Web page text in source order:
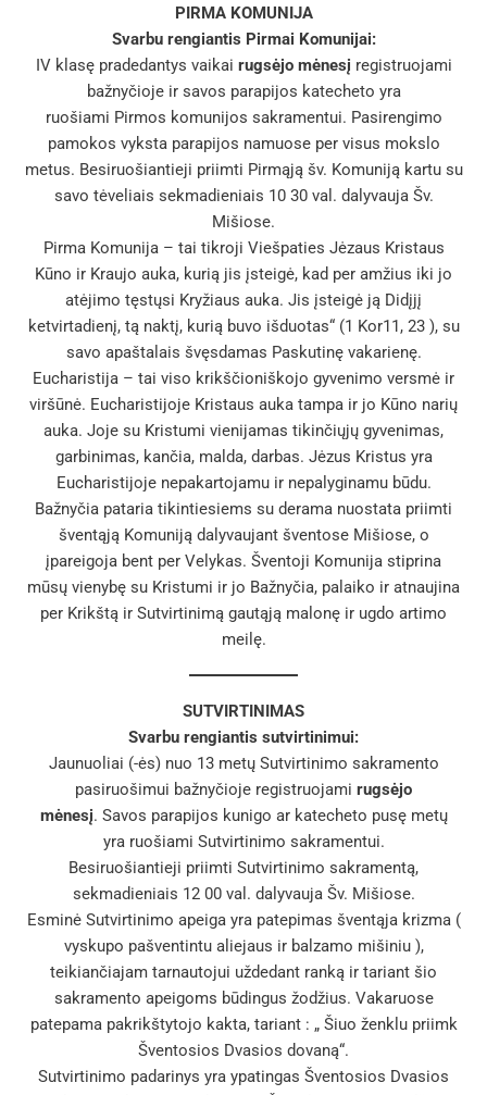
PIRMA KOMUNIJA
Svarbu rengiantis Pirmai Komunijai:
IV klasę pradedantys vaikai rugsėjo mėnesį registruojami
bažnyčioje ir savos parapijos katecheto yra
ruošiami Pirmos komunijos sakramentui. Pasirengimo
pamokos vyksta parapijos namuose per visus mokslo
metus. Besiruošiantieji priimti Pirmąją šv. Komuniją kartu su
savo tėveliais sekmadieniais 10 30 val. dalyvauja Šv.
Mišiose.
Pirma Komunija – tai tikroji Viešpaties Jėzaus Kristaus
Kūno ir Kraujo auka, kurią jis įsteigė, kad per amžius iki jo
atėjimo tęstųsi Kryžiaus auka. Jis įsteigė ją Didįjį
ketvirtadienį, tą naktį, kurią buvo išduotas“ (1 Kor11, 23 ), su
savo apaštalais švęsdamas Paskutinę vakarienę.
Eucharistija – tai viso krikščioniškojo gyvenimo versmė ir
viršūnė. Eucharistijoje Kristaus auka tampa ir jo Kūno narių
auka. Joje su Kristumi vienijamas tikinčiųjų gyvenimas,
garbinimas, kančia, malda, darbas. Jėzus Kristus yra
Eucharistijoje nepakartojamu ir nepalyginamu būdu.
Bažnyčia pataria tikintiesiems su derama nuostata priimti
šventąją Komuniją dalyvaujant šventose Mišiose, o
įpareigoja bent per Velykas. Šventoji Komunija stiprina
mūsų vienybę su Kristumi ir jo Bažnyčia, palaiko ir atnaujina
per Krikštą ir Sutvirtinimą gautąją malonę ir ugdo artimo
meilę.
SUTVIRTINIMAS
Svarbu rengiantis sutvirtinimui:
Jaunuoliai (-ės) nuo 13 metų Sutvirtinimo sakramento
pasiruošimui bažnyčioje registruojami rugsėjo
mėnesį. Savos parapijos kunigo ar katecheto pusę metų
yra ruošiami Sutvirtinimo sakramentui.
Besiruošiantieji priimti Sutvirtinimo sakramentą,
sekmadieniais 12 00 val. dalyvauja Šv. Mišiose.
Esminė Sutvirtinimo apeiga yra patepimas šventąja krizma (
vyskupo pašventintu aliejaus ir balzamo mišiniu ),
teikiančiajam tarnautojui uždedant ranką ir tariant šio
sakramento apeigoms būdingus žodžius. Vakaruose
patepama pakrikštytojo kakta, tariant : „ Šiuo ženklu priimk
Šventosios Dvasios dovaną“.
Sutvirtinimo padarinys yra ypatingas Šventosios Dvasios